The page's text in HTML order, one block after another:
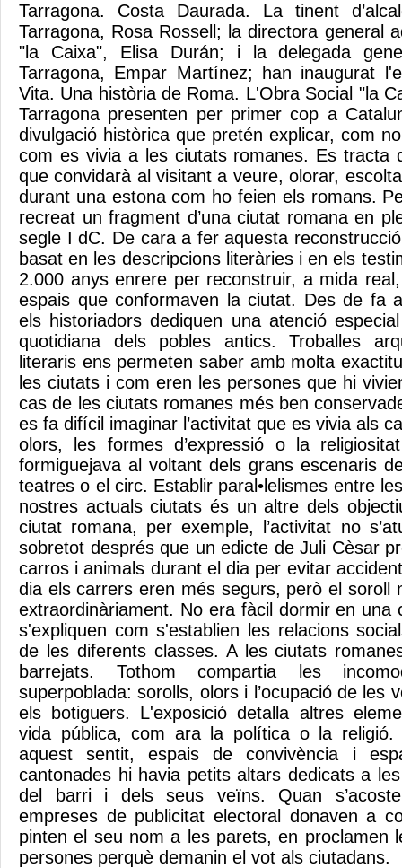
Tarragona. Costa Daurada. La tinent
Tarragona, Rosa Rossell; la directora general
"la Caixa", Elisa Durán; i la delegada
Tarragona, Empar Martínez; han inaugurat
Vita. Una història de Roma. L'Obra Social "la
Tarragona presenten per primer cop a
divulgació històrica que pretén explicar, com
com es vivia a les ciutats romanes. Es tracta
que convidarà al visitant a veure, olorar,
durant una estona com ho feien els romans.
recreat un fragment d’una ciutat romana en
segle I dC. De cara a fer aquesta
basat en les descripcions literàries i en els
2.000 anys enrere per reconstruir, a mida
espais que conformaven la ciutat. Des de fa
els historiadors dediquen una atenció
quotidiana dels pobles antics. Troballes
literaris ens permeten saber amb molta
les ciutats i com eren les persones que hi
cas de les ciutats romanes més ben
es fa difícil imaginar l’activitat que es vivia als
olors, les formes d’expressió o la
formiguejava al voltant dels grans escenaris
teatres o el circ. Establir paral•lelismes entre
nostres actuals ciutats és un altre dels
ciutat romana, per exemple, l’activitat no
sobretot després que un edicte de Juli Cèsar
carros i animals durant el dia per evitar
dia els carrers eren més segurs, però el soroll
extraordinàriament. No era fàcil dormir en una
s'expliquen com s'establien les relacions
de les diferents classes. A les ciutats
barrejats. Tothom compartia les
superpoblada: sorolls, olors i l’ocupació de les
els botiguers. L'exposició detalla altres
vida pública, com ara la política o la
aquest sentit, espais de convivència i
cantonades hi havia petits altars dedicats a
del barri i dels seus veïns. Quan
empreses de publicitat electoral donaven a
pinten el seu nom a les parets, en proclamen
persones perquè demanin el vot als ciutadans.